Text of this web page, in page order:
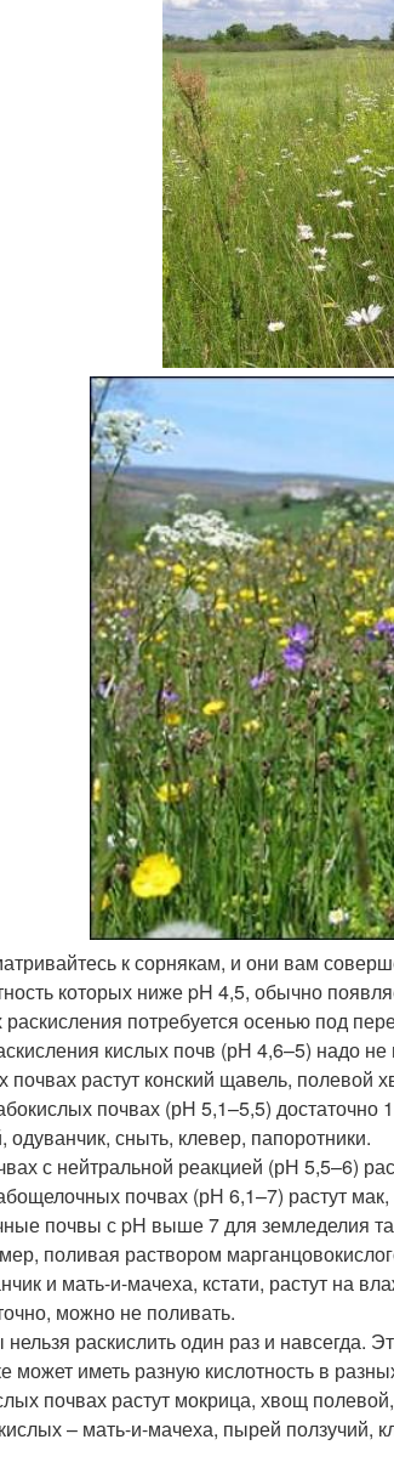
к сорнякам, и они вам
которых ниже pH 4,5, обычно
раскисления потребуется осенью под
кислых почв (рН 4,6–5) надо
почвах растут конский щавель, полевой
почвах (рН 5,1–5,5) достаточно
одуванчик, сныть, клевер, папоротники.
с нейтральной реакцией (рН 5,5–6)
почвах (рН 6,1–7) растут
почвы с pH выше 7 для земледелия
поливая раствором
и мать-и-мачеха, кстати, растут на
можно не поливать.
раскислить один раз и навсегда.
может иметь разную кислотность в
почвах растут мокрица, хвощ
– мать-и-мачеха, пырей ползучий,